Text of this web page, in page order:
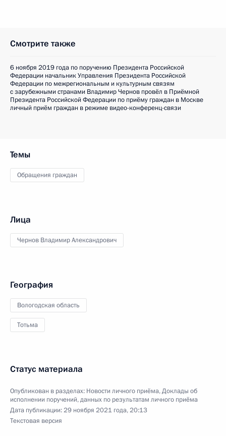
Смотрите также
6 ноября 2019 года по поручению Президента Российской
Федерации начальник Управления Президента Российской
Федерации по межрегиональным и культурным связям
с зарубежными странами Владимир Чернов провёл в Приёмной
Президента Российской Федерации по приёму граждан в Москве
личный приём граждан в режиме видео-конференц-связи
Темы
Обращения граждан
Лица
Чернов Владимир Александрович
География
Вологодская область
Тотьма
Статус материала
Опубликован в разделах: Новости личного приёма,Доклады об
исполнении поручений, данных по результатам личного приёма
Дата публикации:29 ноября 2021 года, 20:13
Текстовая версия